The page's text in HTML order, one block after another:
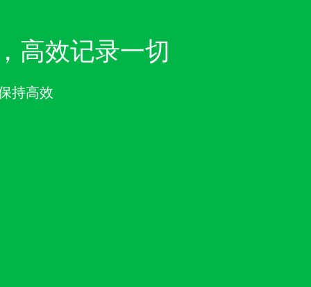
高效记录一切
持高效